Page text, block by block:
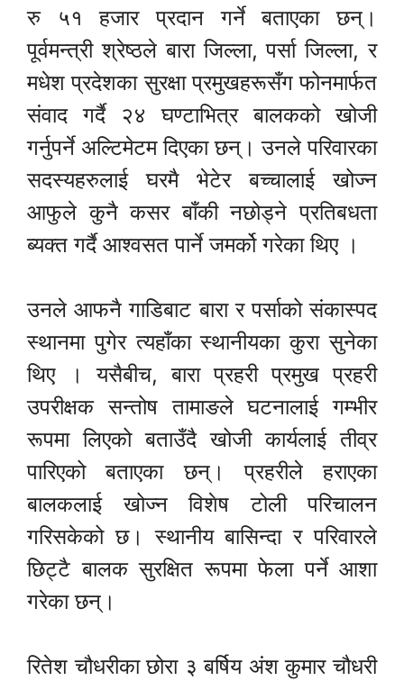
रु ५१ हजार प्रदान गर्ने बताएका छन्।
पूर्वमन्त्री श्रेष्ठले बारा जिल्ला, पर्सा जिल्ला, र
मधेश प्रदेशका सुरक्षा प्रमुखहरूसँग फोनमार्फत
संवाद गर्दै २४ घण्टाभित्र बालकको खोजी
गर्नुपर्ने अल्टिमेटम दिएका छन्। उनले परिवारका
सदस्यहरुलाई घरमै भेटेर बच्चालाई खोज्न
आफुले कुनै कसर बाँकी नछोड्ने प्रतिबधता
ब्यक्त गर्दै आश्वसत पार्ने जमर्को गरेका थिए ।
उनले आफनै गाडिबाट बारा र पर्साको संकास्पद
स्थानमा पुगेर त्यहाँका स्थानीयका कुरा सुनेका
थिए । यसैबीच, बारा प्रहरी प्रमुख प्रहरी
उपरीक्षक सन्तोष तामाङले घटनालाई गम्भीर
रूपमा लिएको बताउँदै खोजी कार्यलाई तीव्र
पारिएको बताएका छन्। प्रहरीले हराएका
बालकलाई खोज्न विशेष टोली परिचालन
गरिसकेको छ। स्थानीय बासिन्दा र परिवारले
छिट्टै बालक सुरक्षित रूपमा फेला पर्ने आशा
गरेका छन्।
रितेश चौधरीका छोरा ३ बर्षिय अंश कुमार चौधरी